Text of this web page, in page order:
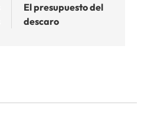
El presupuesto del
descaro